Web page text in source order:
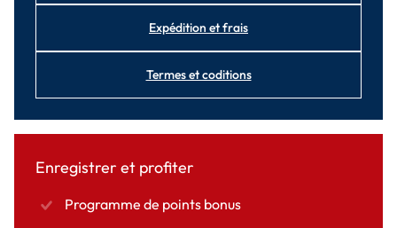
Expédition et frais
Termes et coditions
Enregistrer et profiter
Programme de points bonus